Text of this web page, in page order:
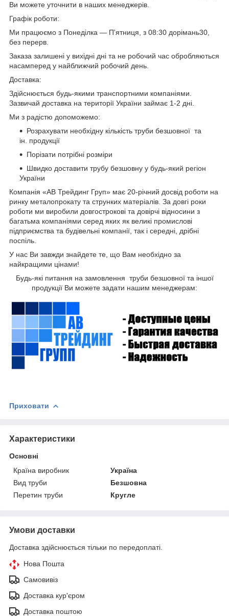
Ви можете уточнити в наших менеджерів.
Графік роботи:
Ми працюємо з Понеділка — П'ятниця, з 08:30 дорімань30,
без перерв.
Заказа залишені у вихідні дні та не робочий час обробляються
насамперед у найближчий робочий день.
Доставка:
Здійснюється будь-якими транспортними компаніями.
Зазвичай доставка на території України займає 1-2 дні.
Ми з радістю допоможемо:
Розрахувати необхідну кількість труби безшовної та
ін. продукції
Порізати потрібні розміри
Швидко доставити трубу безшовну у будь-який регіон
України
Компанія «АВ Трейдинг Груп» має 20-річний досвід роботи на
ринку металопрокату та струнких матеріалів. За довгі роки
роботи ми виробили довгострокові та довірчі відносини з
багатьма компаніями серед яких як великі промислові
підприємства та будівельні компанії, так і середні, дрібні
поспіль.
У нас Ви завжди знайдете те, що Вам необхідно за
найкращими цінами!
Будь-які питання на замовлення труби безшовної та іншої
продукції Ви можете задати нашим менеджерам:
Приховати
Характеристики
Основні
Країна виробник
Україна
Вид труби
Безшовна
Перетин труби
Кругле
Умови доставки
Доставка здійснюється тільки по передоплаті.
Нова Пошта
Самовивіз
Доставка кур'єром
Доставка поштою